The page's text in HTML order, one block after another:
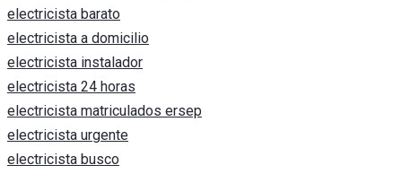
electricista barato
electricista a domicilio
electricista instalador
electricista 24 horas
electricista matriculados ersep
electricista urgente
electricista busco